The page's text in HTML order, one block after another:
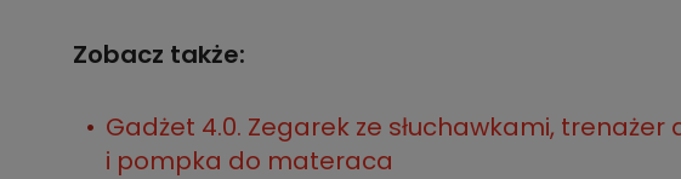
Zobacz także:
Gadżet 4.0. Zegarek ze słuchawkami, trenażer
i pompka do materaca